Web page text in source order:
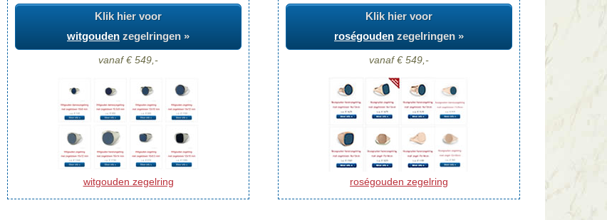
Klik hier voor
witgouden zegelringen »
vanaf € 549,-
witgouden zegelring
Klik hier voor
roségouden zegelringen »
vanaf € 549,-
roségouden zegelring